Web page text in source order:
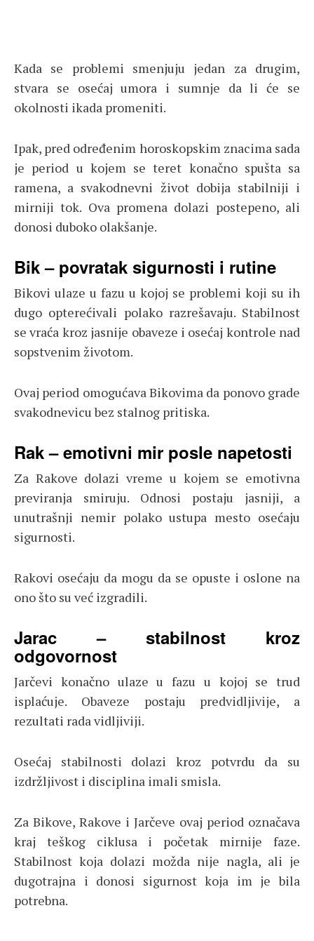
Kada se problemi smenjuju jedan za drugim,
stvara se osećaj umora i sumnje da li će se
okolnosti ikada promeniti.
Ipak, pred određenim horoskopskim znacima sada
je period u kojem se teret konačno spušta sa
ramena, a svakodnevni život dobija stabilniji i
mirniji tok. Ova promena dolazi postepeno, ali
donosi duboko olakšanje.
Bik – povratak sigurnosti i rutine
Bikovi ulaze u fazu u kojoj se problemi koji su ih
dugo opterećivali polako razrešavaju. Stabilnost
se vraća kroz jasnije obaveze i osećaj kontrole nad
sopstvenim životom.
Ovaj period omogućava Bikovima da ponovo grade
svakodnevicu bez stalnog pritiska.
Rak – emotivni mir posle napetosti
Za Rakove dolazi vreme u kojem se emotivna
previranja smiruju. Odnosi postaju jasniji, a
unutrašnji nemir polako ustupa mesto osećaju
sigurnosti.
Rakovi osećaju da mogu da se opuste i oslonе na
ono što su već izgradili.
Jarac – stabilnost kroz
odgovornost
Jarčevi konačno ulaze u fazu u kojoj se trud
isplaćuje. Obaveze postaju predvidljivije, a
rezultati rada vidljiviji.
Osećaj stabilnosti dolazi kroz potvrdu da su
izdržljivost i disciplina imali smisla.
Za Bikove, Rakove i Jarčeve ovaj period označava
kraj teškog ciklusa i početak mirnije faze.
Stabilnost koja dolazi možda nije nagla, ali je
dugotrajna i donosi sigurnost koja im je bila
potrebna.